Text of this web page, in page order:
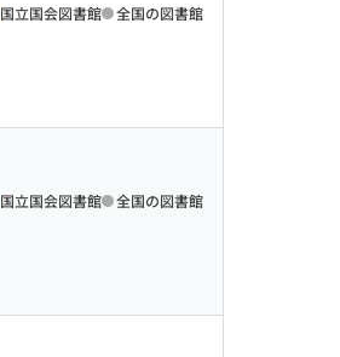
国立国会図書館 全国の図書館
国立国会図書館 全国の図書館